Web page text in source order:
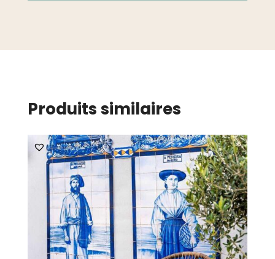
Produits similaires